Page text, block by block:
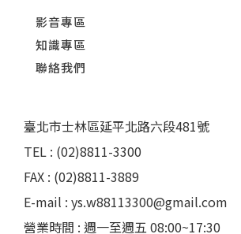
影音專區
知識專區
聯絡我們
臺北市士林區延平北路六段481號
TEL : (02)8811-3300
FAX : (02)8811-3889
E-mail : ys.w88113300@gmail.com
營業時間 : 週一至週五 08:00~17:30